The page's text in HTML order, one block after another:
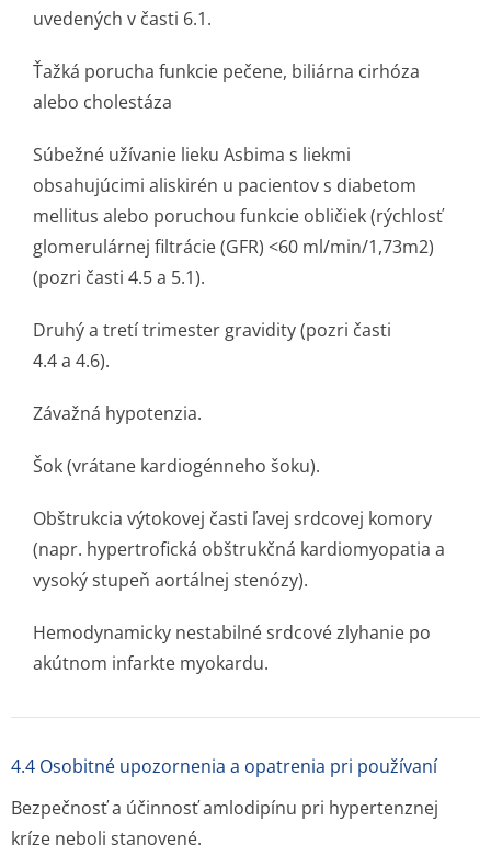
uvedených v časti 6.1.
Ťažká porucha funkcie pečene, biliárna cirhóza
alebo cholestáza
Súbežné užívanie lieku Asbima s liekmi
obsahujúcimi aliskirén u pacientov s diabetom
mellitus alebo poruchou funkcie obličiek (rýchlosť
glomerulárnej filtrácie (GFR) <60 ml/min/1,73m2)
(pozri časti 4.5 a 5.1).
Druhý a tretí trimester gravidity (pozri časti
4.4 a 4.6).
Závažná hypotenzia.
Šok (vrátane kardiogénneho šoku).
Obštrukcia výtokovej časti ľavej srdcovej komory
(napr. hypertrofická obštrukčná kardiomyopatia a
vysoký stupeň aortálnej stenózy).
Hemodynamicky nestabilné srdcové zlyhanie po
akútnom infarkte myokardu.
4.4 Osobitné upozornenia a opatrenia pri používaní
Bezpečnosť a účinnosť amlodipínu pri hypertenznej
kríze neboli stanovené.